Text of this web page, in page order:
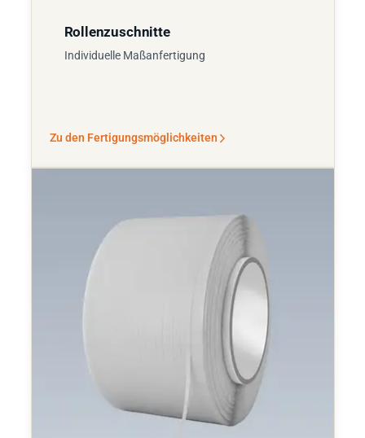
Rollenzuschnitte
Individuelle Maßanfertigung
Zu den Fertigungsmöglichkeiten